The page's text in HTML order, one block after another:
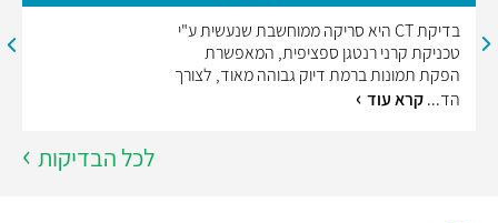
בדיקת CT היא סריקה ממוחשבת שנעשית ע"י
טכניקת קרני רנטגן ספציפית, המאפשרת
הפקת תמונות ברמת דיוק גבוהה מאוד, לצורך
הד...קרא עוד
לכל הבדיקות